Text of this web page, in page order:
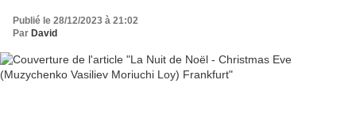
Publié le 28/12/2023 à 21:02
Par David